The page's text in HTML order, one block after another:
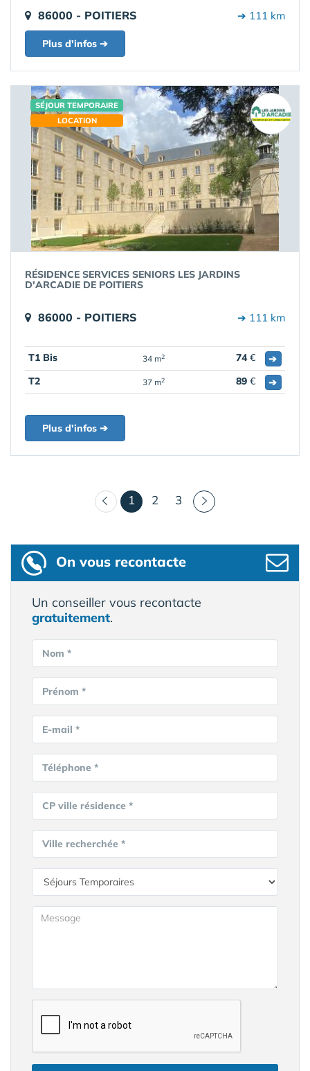
86000 - POITIERS ➔ 111 km
Plus d'infos ➔
SÉJOUR TEMPORAIRE
LOCATION
RÉSIDENCE SERVICES SENIORS LES JARDINS
D'ARCADIE DE POITIERS
86000 - POITIERS ➔ 111 km
T1 Bis 34 m2 74€
➔
T2
37 m2 89 € ➔
Plus d'infos ➔
1 (courant)
2 3
On vous recontacte
Un conseiller vous recontacte
gratuitement.
Nom *
Prénom *
E-mail *
Téléphone *
CP ville résidence *
Ville recherchée *